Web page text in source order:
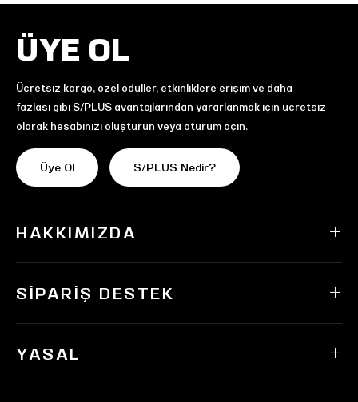
ÜYE OL
Ücretsiz kargo, özel ödüller, etkinliklere erişim ve daha
fazlası gibi S/PLUS avantajlarından yararlanmak için ücretsiz
olarak hesabınızı oluşturun veya oturum açın.
Üye Ol S/PLUS Nedir?
HAKKIMIZDA
SIPARIŞ DESTEK
YASAL